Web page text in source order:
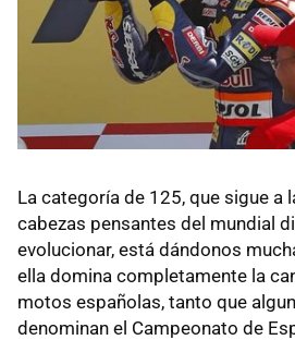
La categoría de 125, que sigue a
cabezas pensantes del mundial
evolucionar, está dándonos
ella domina completamente la
motos españolas, tanto que
denominan el Campeonato de